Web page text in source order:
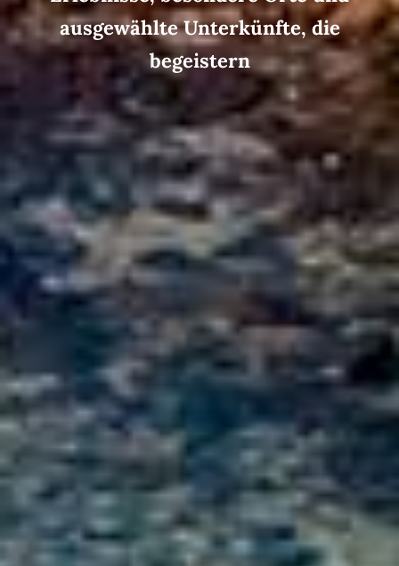
ausgewählte Unterkünfte, die
begeistern